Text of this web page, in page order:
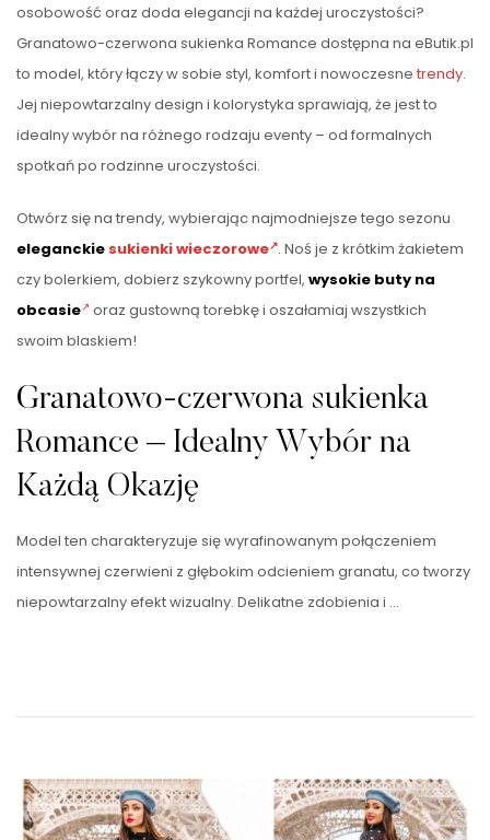
osobowość oraz doda elegancji na każdej uroczystości?
Granatowo-czerwona sukienka Romance dostępna na eButik.pl
to model, który łączy w sobie styl, komfort i nowoczesne trendy.
Jej niepowtarzalny design i kolorystyka sprawiają, że jest to
idealny wybór na różnego rodzaju eventy – od formalnych
spotkań po rodzinne uroczystości.
Otwórz się na trendy, wybierając najmodniejsze tego sezonu
eleganckie sukienki wieczorowe . Noś je z krótkim żakietem
czy bolerkiem, dobierz szykowny portfel, wysokie buty na
obcasie oraz gustowną torebkę i oszałamiaj wszystkich
swoim blaskiem!
Granatowo-czerwona sukienka
Romance – Idealny Wybór na
Każdą Okazję
Model ten charakteryzuje się wyrafinowanym połączeniem
intensywnej czerwieni z głębokim odcieniem granatu, co tworzy
niepowtarzalny efekt wizualny. Delikatne zdobienia i …